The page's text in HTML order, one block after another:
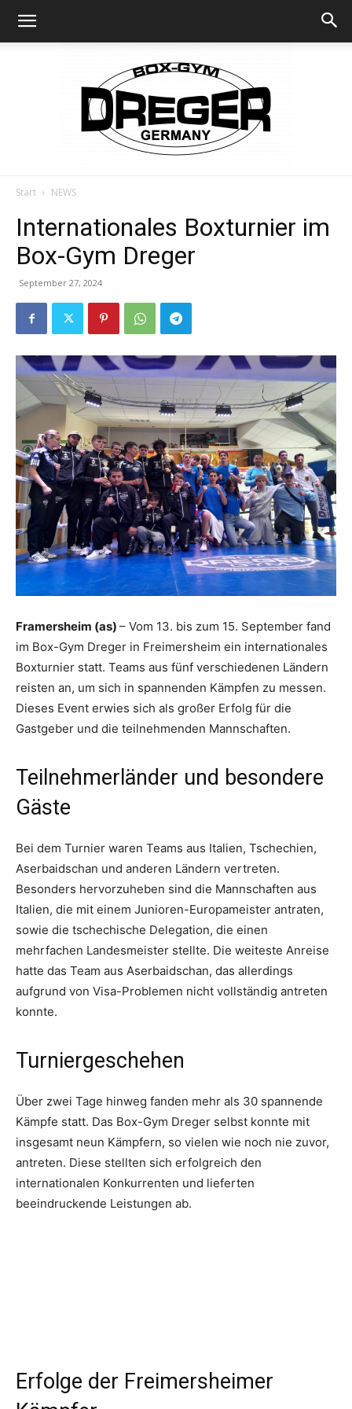
Start NEWS
Internationales Boxturnier im
Box-Gym Dreger
September 27, 2024
Framersheim (as) – Vom 13. bis zum 15. September fand
im Box-Gym Dreger in Freimersheim ein internationales
Boxturnier statt. Teams aus fünf verschiedenen Ländern
reisten an, um sich in spannenden Kämpfen zu messen.
Dieses Event erwies sich als großer Erfolg für die
Gastgeber und die teilnehmenden Mannschaften.
Teilnehmerländer und besondere
Gäste
Bei dem Turnier waren Teams aus Italien, Tschechien,
Aserbaidschan und anderen Ländern vertreten.
Besonders hervorzuheben sind die Mannschaften aus
Italien, die mit einem Junioren-Europameister antraten,
sowie die tschechische Delegation, die einen
mehrfachen Landesmeister stellte. Die weiteste Anreise
hatte das Team aus Aserbaidschan, das allerdings
aufgrund von Visa-Problemen nicht vollständig antreten
konnte.
Turniergeschehen
Über zwei Tage hinweg fanden mehr als 30 spannende
Kämpfe statt. Das Box-Gym Dreger selbst konnte mit
insgesamt neun Kämpfern, so vielen wie noch nie zuvor,
antreten. Diese stellten sich erfolgreich den
internationalen Konkurrenten und lieferten
beeindruckende Leistungen ab.
Erfolge der Freimersheimer